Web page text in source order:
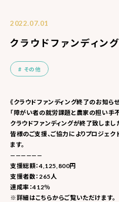
2022.07.01
クラウドファンディン
その他
《クラウドファンディング終了のお知らせ
「障がい者の就労課題と農家の担い手
クラウドファンディングが終了致しまし
皆様のご支援、ご協力によりプロジェ
ます。
——————
支援総額：4,125,800円
支援者数：265人
達成率：412％
※詳細はこちらからご覧いただけます。